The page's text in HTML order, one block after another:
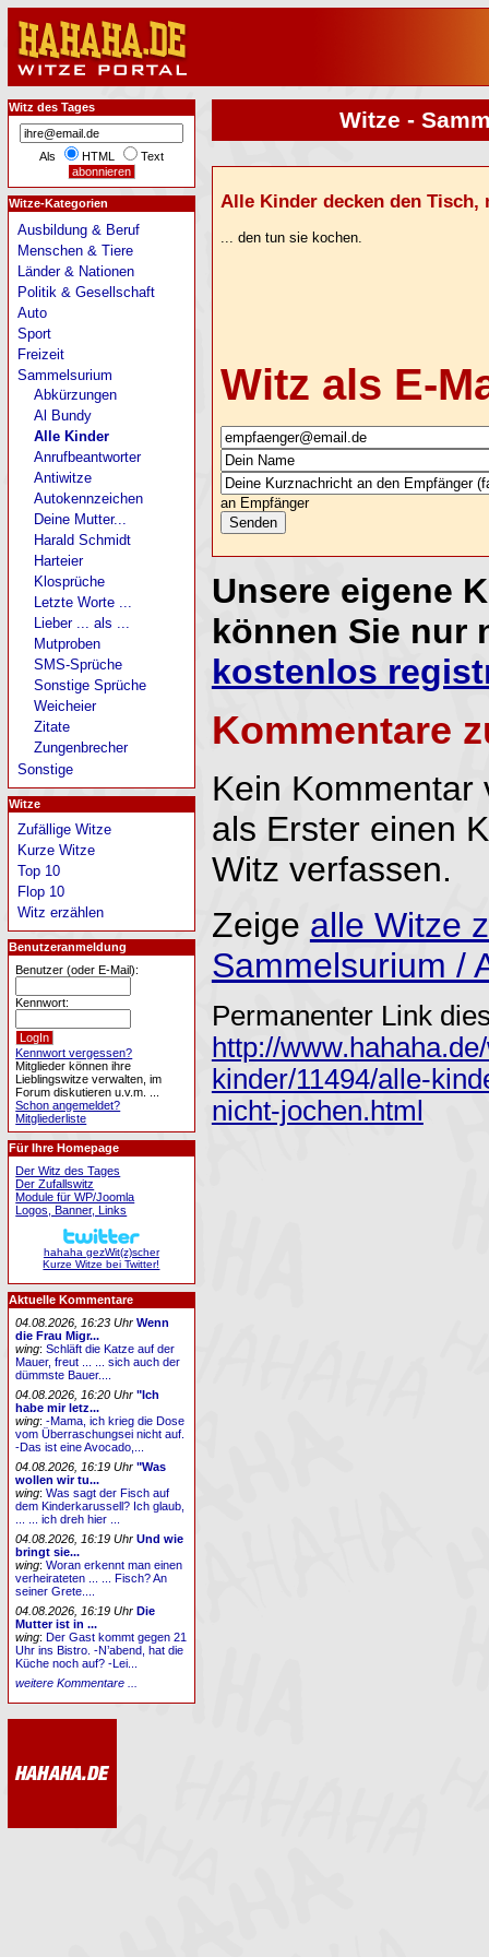
Witze -
Alle Kinder decken den Tisch,
... den tun sie kochen.
Witz als E-
an Empfänger
Unsere eigene
können Sie nur
kostenlos
Kommentare
Kein Kommentar
als Erster einen
Witz verfassen.
Zeige alle Witze
Sammelsurium /
Permanenter Link
http://
kinder/11494/alle-
nicht-jochen.html
Witz des Tages
Als HTML Text
Witze-Kategorien
Ausbildung & Beruf
Menschen & Tiere
Länder & Nationen
Politik & Gesellschaft
Auto
Sport
Freizeit
Sammelsurium
Abkürzungen
Al Bundy
Alle Kinder
Anrufbeantworter
Antiwitze
Autokennzeichen
Deine Mutter...
Harald Schmidt
Harteier
Klosprüche
Letzte Worte ...
Lieber ... als ...
Mutproben
SMS-Sprüche
Sonstige Sprüche
Weicheier
Zitate
Zungenbrecher
Sonstige
Witze
Zufällige Witze
Kurze Witze
Top 10
Flop 10
Witz erzählen
Benutzeranmeldung
Benutzer (oder E-Mail):
Kennwort:
Kennwort vergessen?
Mitglieder können ihre
Lieblingswitze verwalten, im
Forum diskutieren u.v.m. ...
Schon angemeldet?
Mitgliederliste
Für Ihre Homepage
Der Witz des Tages
Der Zufallswitz
Module für WP/Joomla
Logos, Banner, Links
hahaha gezWit(z)scher
Kurze Witze bei Twitter!
Aktuelle Kommentare
04.08.2026, 16:23 Uhr Wenn
die Frau Migr...
wing:Schläft die Katze auf der
Mauer, freut ... ... sich auch der
dümmste Bauer....
04.08.2026, 16:20 Uhr "Ich
habe mir letz...
wing:-Mama, ich krieg die Dose
vom Überraschungsei nicht auf.
-Das ist eine Avocado,...
04.08.2026, 16:19 Uhr "Was
wollen wir tu...
wing:Was sagt der Fisch auf
dem Kinderkarussell? Ich glaub,
... ... ich dreh hier ...
04.08.2026, 16:19 Uhr Und wie
bringt sie...
wing:Woran erkennt man einen
verheirateten ... ... Fisch? An
seiner Grete....
04.08.2026, 16:19 Uhr Die
Mutter ist in ...
wing:Der Gast kommt gegen 21
Uhr ins Bistro. -N’abend, hat die
Küche noch auf? -Lei...
weitere Kommentare ...